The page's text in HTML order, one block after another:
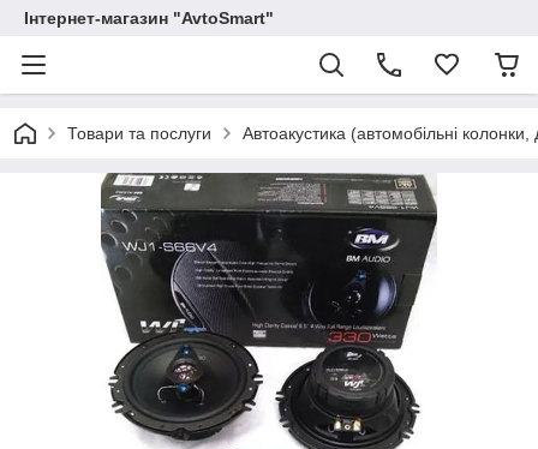
Інтернет-магазин "AvtoSmart"
Товари та послуги Автоакустика (автомобільні колонки,